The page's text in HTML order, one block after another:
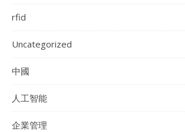
rfid
Uncategorized
中國
人工智能
企業管理